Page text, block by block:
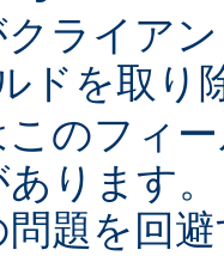
ライア
ドを取り
のフィ
あります
題を回